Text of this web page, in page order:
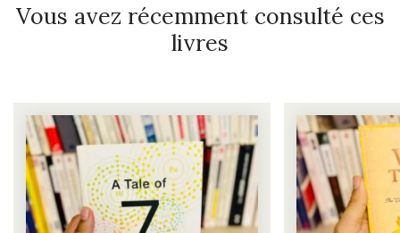
Vous avez récemment consulté ces
livres